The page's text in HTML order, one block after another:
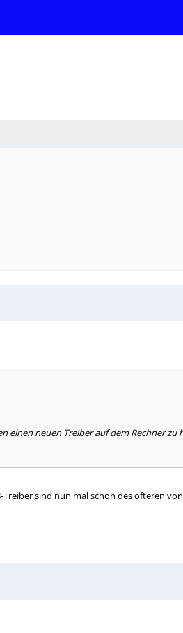
neuen Treiber auf dem Rechner
sind nun mal schon des öfteren